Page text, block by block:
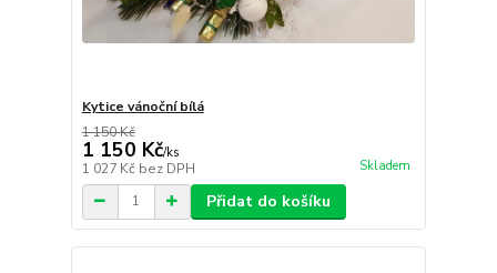
Kytice vánoční bílá
1 150 Kč
1 150 Kč/ks
1 027 Kč bez DPH Skladem
Přidat do košíku